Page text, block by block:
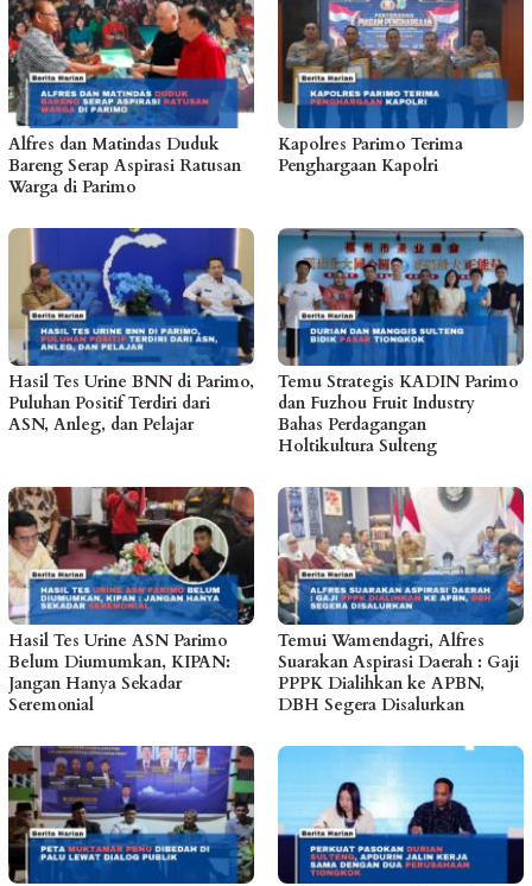
Alfres dan Matindas Duduk
Bareng Serap Aspirasi Ratusan
Warga di Parimo
Kapolres Parimo Terima
Penghargaan Kapolri
Hasil Tes Urine BNN di Parimo,
Puluhan Positif Terdiri dari
ASN, Anleg, dan Pelajar
Temu Strategis KADIN Parimo
dan Fuzhou Fruit Industry
Bahas Perdagangan
Holtikultura Sulteng
Hasil Tes Urine ASN Parimo
Belum Diumumkan, KIPAN:
Jangan Hanya Sekadar
Seremonial
Temui Wamendagri, Alfres
Suarakan Aspirasi Daerah : Gaji
PPPK Dialihkan ke APBN,
DBH Segera Disalurkan